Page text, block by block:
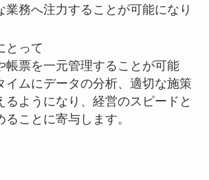
業務へ注力することが可能になり
とって
帳票を一元管理することが可能
イムにデータの分析、適切な施策
るようになり、経営のスピードと
ことに寄与します。